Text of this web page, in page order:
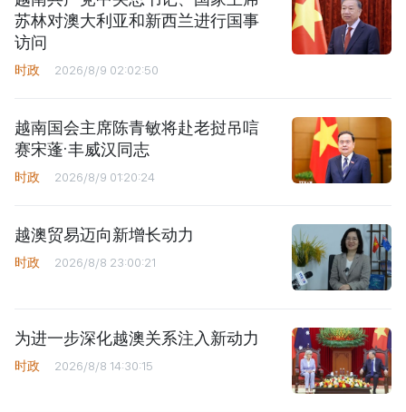
苏林对澳大利亚和新西兰进行国事
访问
时政 2026/8/9 02:02:50
越南国会主席陈青敏将赴老挝吊唁
赛宋蓬·丰威汉同志
时政 2026/8/9 01:20:24
越澳贸易迈向新增长动力
时政 2026/8/8 23:00:21
为进一步深化越澳关系注入新动力
时政 2026/8/8 14:30:15